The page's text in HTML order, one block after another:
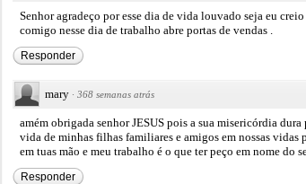
Senhor agradeço por esse dia de vida louvado seja eu
comigo nesse dia de trabalho abre portas de vendas .
Responder
mary · 368 semanas atrás
amém obrigada senhor JESUS pois a sua misericórdia
vida de minhas filhas familiares e amigos em nossas vidas
em tuas mão e meu trabalho é o que ter peço em nome do
Responder